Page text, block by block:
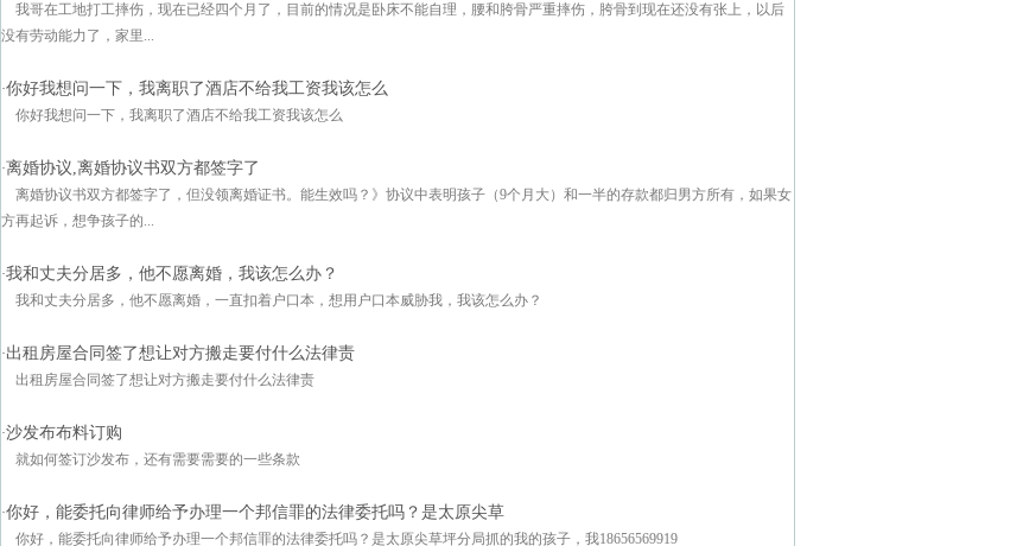
我哥在工地打工摔伤，现在已经四个月了，目前的情况是卧床不能自理，腰和胯骨严重摔伤，胯骨到现在还没有张上，以后
没有劳动能力了，家里...
·你好我想问一下，我离职了酒店不给我工资我该怎么
你好我想问一下，我离职了酒店不给我工资我该怎么
·离婚协议,离婚协议书双方都签字了
离婚协议书双方都签字了，但没领离婚证书。能生效吗？》协议中表明孩子（9个月大）和一半的存款都归男方所有，如果女
方再起诉，想争孩子的...
·我和丈夫分居多，他不愿离婚，我该怎么办？
我和丈夫分居多，他不愿离婚，一直扣着户口本，想用户口本威胁我，我该怎么办？
·出租房屋合同签了想让对方搬走要付什么法律责
出租房屋合同签了想让对方搬走要付什么法律责
·沙发布布料订购
就如何签订沙发布，还有需要需要的一些条款
·你好，能委托向律师给予办理一个邦信罪的法律委托吗？是太原尖草
你好，能委托向律师给予办理一个邦信罪的法律委托吗？是太原尖草坪分局抓的我的孩子，我18656569919